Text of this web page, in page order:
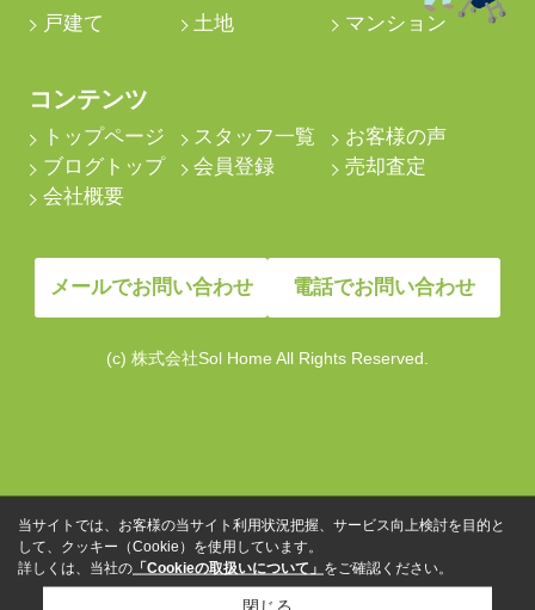
戸建て 土地 マンション
コンテンツ
トップページ スタッフ一覧
お客様の声
ブログトップ
会員登録
売却査定
会社概要
メールでお問い合わせ 電話でお問い合わせ
(c) 株式会社Sol Home All Rights Reserved.
当サイトでは、お客様の当サイト利用状況把握、サービス向上検討を目的と
して、クッキー（Cookie）を使用しています。
詳しくは、当社の 「Cookieの取扱いについて」 をご確認ください。
閉じる